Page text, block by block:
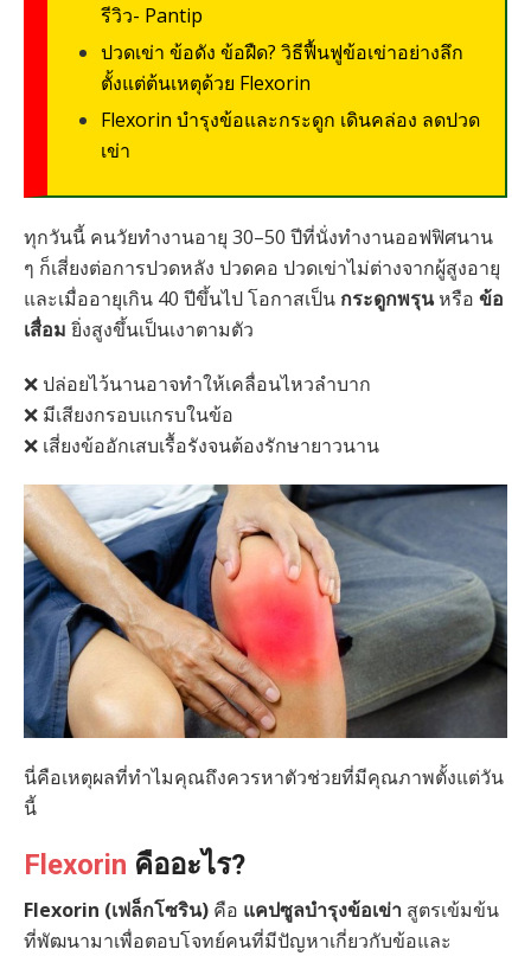
รีวิว- Pantip
ปวดเข่า ข้อดัง ข้อฝืด? วิธีฟื้นฟูข้อเข่าอย่างลึก
ตั้งแต่ต้นเหตุด้วย Flexorin
Flexorin บำรุงข้อและกระดูก เดินคล่อง ลดปวด
เข่า
ทุกวันนี้ คนวัยทำงานอายุ 30–50 ปีที่นั่งทำงานออฟฟิศนาน
ๆ ก็เสี่ยงต่อการปวดหลัง ปวดคอ ปวดเข่าไม่ต่างจากผู้สูงอายุ
และเมื่ออายุเกิน 40 ปีขึ้นไป โอกาสเป็น กระดูกพรุนหรือ ข้อ
เสื่อม ยิ่งสูงขึ้นเป็นเงาตามตัว
❌ ปล่อยไว้นานอาจทำให้เคลื่อนไหวลำบาก
❌ มีเสียงกรอบแกรบในข้อ
❌ เสี่ยงข้ออักเสบเรื้อรังจนต้องรักษายาวนาน
นี่คือเหตุผลที่ทำไมคุณถึงควรหาตัวช่วยที่มีคุณภาพตั้งแต่วัน
นี้
Flexorin คืออะไร?
Flexorin (เฟล็กโซริน) คือ แคปซูลบำรุงข้อเข่า สูตรเข้มข้น
ที่พัฒนามาเพื่อตอบโจทย์คนที่มีปัญหาเกี่ยวกับข้อและ